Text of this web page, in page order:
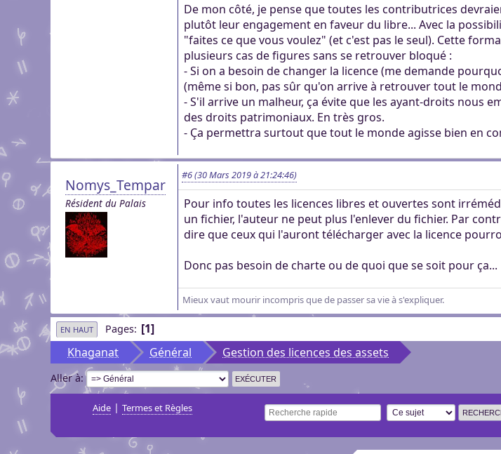
De mon côté, je pense que toutes les contributrices
plutôt leur engagement en faveur du libre... Avec la
"faites ce que vous voulez" (et c'est pas le seul). Cette
plusieurs cas de figures sans se retrouver bloqué :
- Si on a besoin de changer la licence (me demande
(même si bon, pas sûr qu'on arrive à retrouver tout le
- S'il arrive un malheur, ça évite que les ayant-droits nous
des droits patrimoniaux. En très gros.
- Ça permettra surtout que tout le monde agisse bien en
Nomys_Tempar
Résident du Palais
#6(30 Mars 2019 à 21:24:46)
Pour info toutes les licences libres et ouvertes sont
un fichier, l'auteur ne peut plus l'enlever du fichier. Par
dire que ceux qui l'auront télécharger avec la licence
Donc pas besoin de charte ou de quoi que se soit pour ça...
Mieux vaut mourir incompris que de passer sa vie à s'expliquer.
EN HAUT Pages 1
Khaganat Général Gestion des licences des assets
Aller à
Aide | Termes et Règles Recherche rapide Options de recherche